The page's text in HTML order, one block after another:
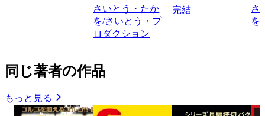
さいとう・たか
を/さいとう・プ
ロダクション
完結
さ
を
同じ著者の作品
もっと見る